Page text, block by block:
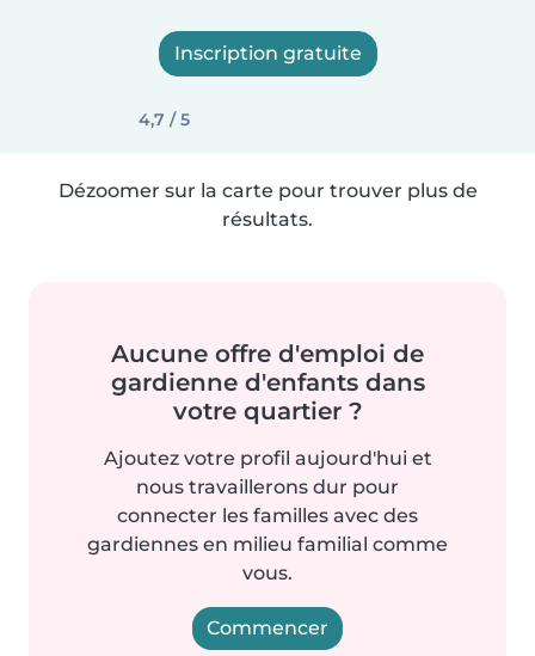
Inscription gratuite
4,7 / 5
Dézoomer sur la carte pour trouver plus de
résultats.
Aucune offre d'emploi de
gardienne d'enfants dans
votre quartier ?
Ajoutez votre profil aujourd'hui et
nous travaillerons dur pour
connecter les familles avec des
gardiennes en milieu familial comme
vous.
Commencer